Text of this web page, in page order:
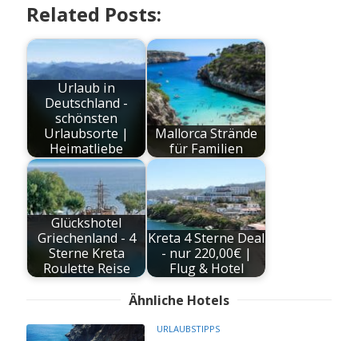
Related Posts:
Urlaub in
Deutschland -
schönsten
Urlaubsorte |
Heimatliebe
Mallorca Strände
für Familien
Glückshotel
Griechenland - 4
Sterne Kreta
Roulette Reise
Kreta 4 Sterne Deal
- nur 220,00€ |
Flug & Hotel
Ähnliche Hotels
URLAUBSTIPPS